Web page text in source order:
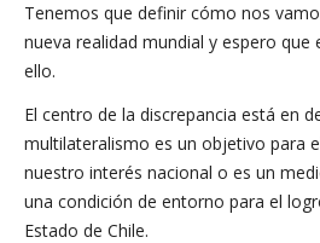
Tenemos que definir cómo nos
nueva realidad mundial y espero que
ello.
El centro de la discrepancia está en
multilateralismo es un objetivo para
nuestro interés nacional o es un
una condición de entorno para el
Estado de Chile.